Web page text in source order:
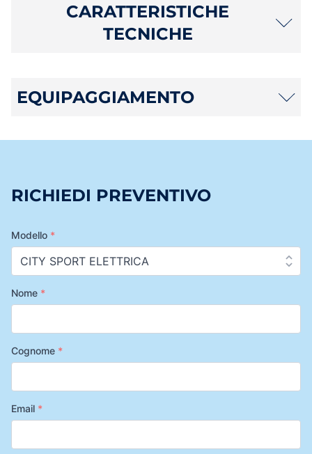
CARATTERISTICHE
TECNICHE
EQUIPAGGIAMENTO
RICHIEDI PREVENTIVO
Modello *
Nome *
Cognome *
Email *